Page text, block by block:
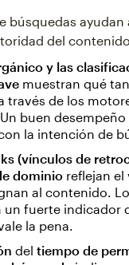
búsquedas ayudan
del
y las
muestran qué
través de los
buen
la intención de
(vínculos de
dominio reflejan el
al contenido.
un fuerte indicador
la pena.
del tiempo de